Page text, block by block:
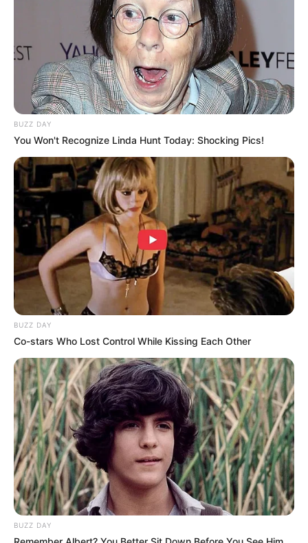
LIHAT ARTIKEL LAINNYA
Laras Kinanda Megan Domani
Beby Tsabina Salshabilla Adriani
Angela Gilsha Haico Van der Veken
BUZZ DAY
You Won't Recognize Linda Hunt Today: Shocking Pics!
BUZZ DAY
Co-stars Who Lost Control While Kissing Each Other
BUZZ DAY